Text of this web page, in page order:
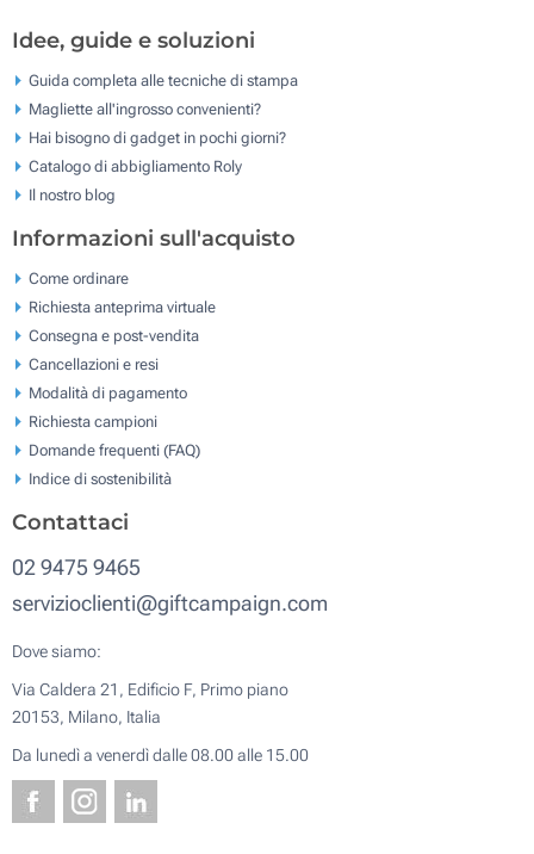
Idee, guide e soluzioni
Guida completa alle tecniche di stampa
Magliette all'ingrosso convenienti?
Hai bisogno di gadget in pochi giorni?
Catalogo di abbigliamento Roly
Il nostro blog
Informazioni sull'acquisto
Come ordinare
Richiesta anteprima virtuale
Consegna e post-vendita
Cancellazioni e resi
Modalità di pagamento
Richiesta campioni
Domande frequenti (FAQ)
Indice di sostenibilità
Contattaci
02 9475 9465
servizioclienti@giftcampaign.com
Dove siamo:
Via Caldera 21, Edificio F, Primo piano
20153, Milano, Italia
Da lunedì a venerdì dalle 08.00 alle 15.00